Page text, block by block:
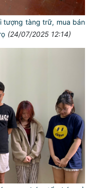
tượng tàng trữ, mua bán
(24/07/2025 12:14)